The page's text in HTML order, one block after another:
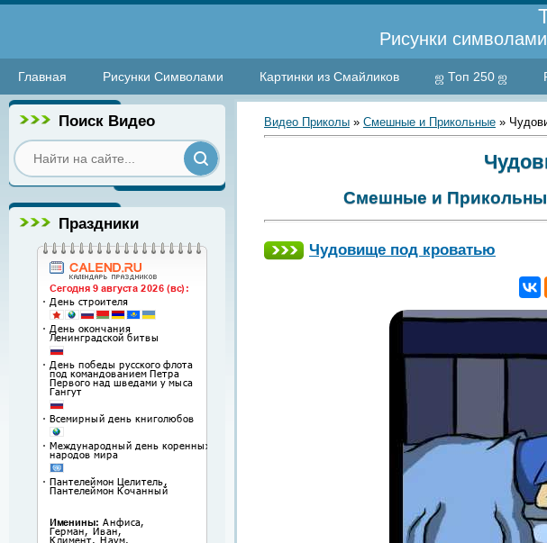
Рисунки
Главная Рисунки Символами Картинки из Смайликов ஜ Топ 250 ஜ
Поиск Видео
Праздники
Видео Приколы » Смешные и Прикольные »
Смешные и
Чудовище под кроватью